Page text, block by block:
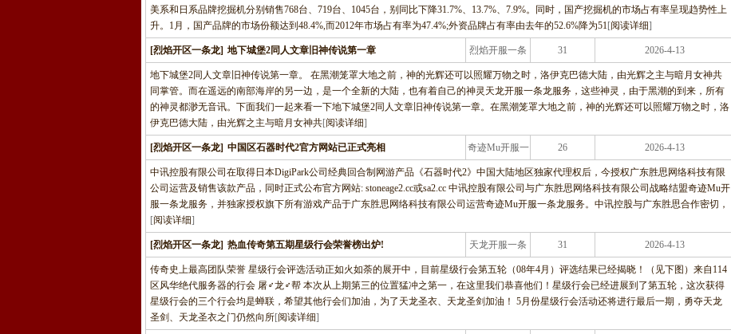
美系和日系品牌挖掘机分别销售768台、719台、1045台，别同比下降31.7%、13.7%、7.9%。同时，国产挖掘机的市场占有率呈现趋势性上
升。1月，国产品牌的市场份额达到48.4%,而2012年市场占有率为47.4%;外资品牌占有率由去年的52.6%降为51[阅读详细]
[烈焰开区一条龙] 地下城堡2同人文章旧神传说第一章 烈焰开服一条
龙服务
31 2026-4-13
地下城堡2同人文章旧神传说第一章。 在黑潮笼罩大地之前，神的光辉还可以照耀万物之时，洛伊克巴德大陆，由光辉之主与暗月女神共
同掌管。而在遥远的南部海岸的另一边，是一个全新的大陆，也有着自己的神灵天龙开服一条龙服务，这些神灵，由于黑潮的到来，所有
的神灵都渺无音讯。下面我们一起来看一下地下城堡2同人文章旧神传说第一章。在黑潮笼罩大地之前，神的光辉还可以照耀万物之时，洛
伊克巴德大陆，由光辉之主与暗月女神共[阅读详细]
[烈焰开区一条龙] 中国区石器时代2官方网站已正式亮相 奇迹Mu开服一
条龙服务
26 2026-4-13
中讯控股有限公司在取得日本DigiPark公司经典回合制网游产品《石器时代2》中国大陆地区独家代理权后，今授权广东胜思网络科技有限
公司运营及销售该款产品，同时正式公布官方网站: stoneage2.cc或sa2.cc 中讯控股有限公司与广东胜思网络科技有限公司战略结盟奇迹Mu开
服一条龙服务，并独家授权旗下所有游戏产品于广东胜思网络科技有限公司运营奇迹Mu开服一条龙服务。中讯控股与广东胜思合作密切，
[阅读详细]
[烈焰开区一条龙] 热血传奇第五期星级行会荣誉榜出炉! 天龙开服一条
龙服务
31 2026-4-13
传奇史上最高团队荣誉 星级行会评选活动正如火如荼的展开中，目前星级行会第五轮（08年4月）评选结果已经揭晓！（见下图）来自114
区风华绝代服务器的行会 屠♂龙♂帮 本次从上期第三的位置猛冲之第一，在这里我们恭喜他们！星级行会已经进展到了第五轮，这次获得
星级行会的三个行会均是蝉联，希望其他行会们加油，为了天龙圣衣、天龙圣剑加油！ 5月份星级行会活动还将进行最后一期，勇夺天龙
圣剑、天龙圣衣之门仍然向所[阅读详细]